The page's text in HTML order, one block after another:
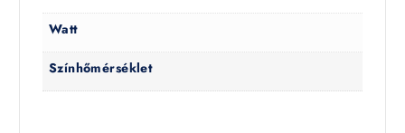
Watt
Színhőmérséklet